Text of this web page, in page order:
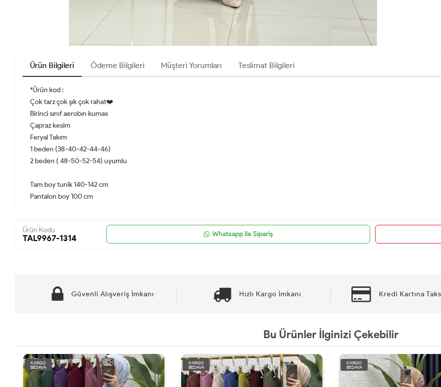
Ürün Bilgileri Ödeme Bilgileri Müşteri Yorumları Teslimat Bilgileri
*Ürün kod :
Çok tarz çok şık çok rahat❤️
Birinci sınıf aerobın kumas
Çapraz kesim
Feryal Takım
1 beden (38-40-42-44-46)
2 beden ( 48-50-52-54) uyumlu
Tam boy tunik 140-142 cm
Pantalon boy 100 cm
Ürün Kodu
TAL9967-1314 Whatsapp ile Sipariş
Güvenli Alışveriş İmkanı Hızlı Kargo İmkanı Kredi Kartına
Bu Ürünler İlginizi Çekebilir
KARGO
BEDAVA
KARGO
BEDAVA
KARGO
BEDAVA